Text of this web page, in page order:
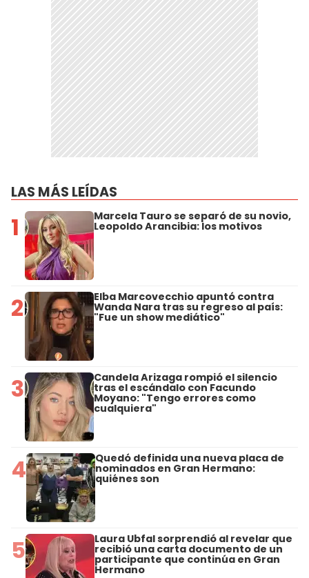
LAS MÁS LEÍDAS
1 Marcela Tauro se separó de su novio,
Leopoldo Arancibia: los motivos
2 Elba Marcovecchio apuntó contra
Wanda Nara tras su regreso al país:
"Fue un show mediático"
3 Candela Arizaga rompió el silencio
tras el escándalo con Facundo
Moyano: "Tengo errores como
cualquiera"
4 Quedó definida una nueva placa de
nominados en Gran Hermano:
quiénes son
5 Laura Ubfal sorprendió al revelar que
recibió una carta documento de un
participante que continúa en Gran
Hermano